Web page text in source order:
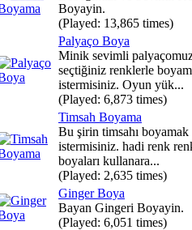
Boyayin.
(Played: 13,865 times)
Palyaço Boya
Minik sevimli
seçtiğiniz renklerle
istermisiniz. Oyun yük...
(Played: 6,873 times)
Timsah Boyama
Bu şirin timsahı boyamak
istermisiniz. hadi renk
boyaları kullanara...
(Played: 2,635 times)
Ginger Boya
Bayan Gingeri Boyayin.
(Played: 6,051 times)